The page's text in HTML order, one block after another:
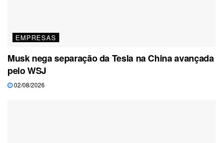
EMPRESAS
Musk nega separação da Tesla na China avançada
pelo WSJ
02/08/2026